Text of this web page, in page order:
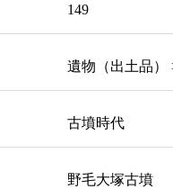
149
遺物（出土品）
古墳時代
野毛大塚古墳